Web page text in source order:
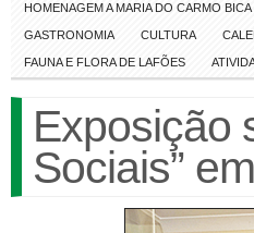
HOMENAGEM A MARIA DO CARMO BICA
GASTRONOMIA CULTURA
FAUNA E FLORA DE LAFÕES
Exposição
Sociais”